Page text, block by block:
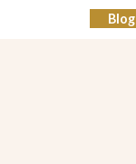
Blog